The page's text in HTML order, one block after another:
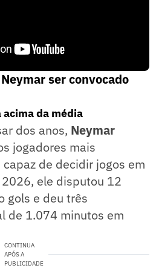
ser convocado
da média
dos anos, Neymar
jogadores mais
de decidir jogos em
ele disputou 12
gols e deu três
de 1.074 minutos em
CONTINUA
APÓS A
PUBLICIDADE